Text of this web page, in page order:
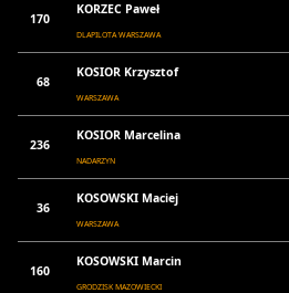
170
KORZEC Paweł
DLAPILOTA WARSZAWA
68
KOSIOR Krzysztof
WARSZAWA
236
KOSIOR Marcelina
NADARZYN
36
KOSOWSKI Maciej
WARSZAWA
160
KOSOWSKI Marcin
GRODZISK MAZOWIECKI